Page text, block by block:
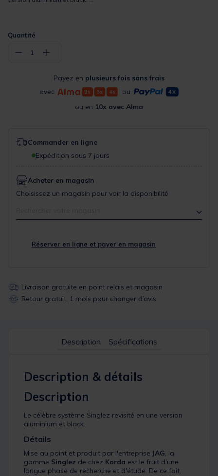
Quantité
− 1 +
Payez en plusieurs fois sans frais
avec
ou
ou en 10x avec Alma
Commander en ligne
Expédition sous 7 jours
Acheter en magasin
Choisissez un magasin pour voir la disponibilité
Réserver en ligne et payer en magasin
Livraison gratuite en point relais et magasin
Retour gratuit, 1 mois pour changer d’avis
Description Spécifications
Description & détails
Description
Le célèbre système Singlez revisité en une version
aluminium et black.
Détails
Mise au point et produit par l'entreprise JAG, la
gamme Singlez de chez Korda est le fruit d'une
longue phase de recherche et d'étude. De ce fait,